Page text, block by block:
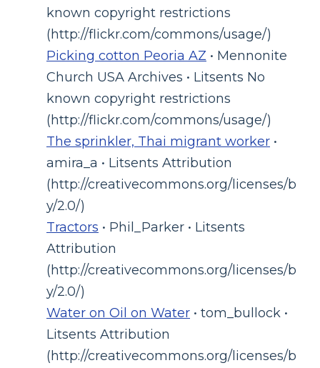
known copyright restrictions
(http://flickr.com/commons/usage/)
Picking cotton Peoria AZ • Mennonite
Church USA Archives • Litsents No
known copyright restrictions
(http://flickr.com/commons/usage/)
The sprinkler, Thai migrant worker •
amira_a • Litsents Attribution
(http://creativecommons.org/licenses/b
y/2.0/)
Tractors • Phil_Parker • Litsents
Attribution
(http://creativecommons.org/licenses/b
y/2.0/)
Water on Oil on Water • tom_bullock •
Litsents Attribution
(http://creativecommons.org/licenses/b